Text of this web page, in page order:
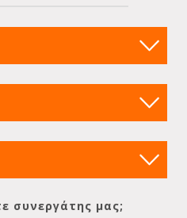
συνεργάτης μας;